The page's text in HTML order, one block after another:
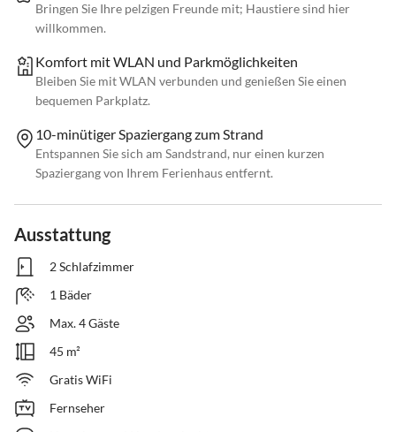
Bringen Sie Ihre pelzigen Freunde mit; Haustiere sind hier
willkommen.
Komfort mit WLAN und Parkmöglichkeiten
Bleiben Sie mit WLAN verbunden und genießen Sie einen
bequemen Parkplatz.
10-minütiger Spaziergang zum Strand
Entspannen Sie sich am Sandstrand, nur einen kurzen
Spaziergang von Ihrem Ferienhaus entfernt.
Ausstattung
2 Schlafzimmer
1 Bäder
Max. 4 Gäste
45 m²
Gratis WiFi
Fernseher